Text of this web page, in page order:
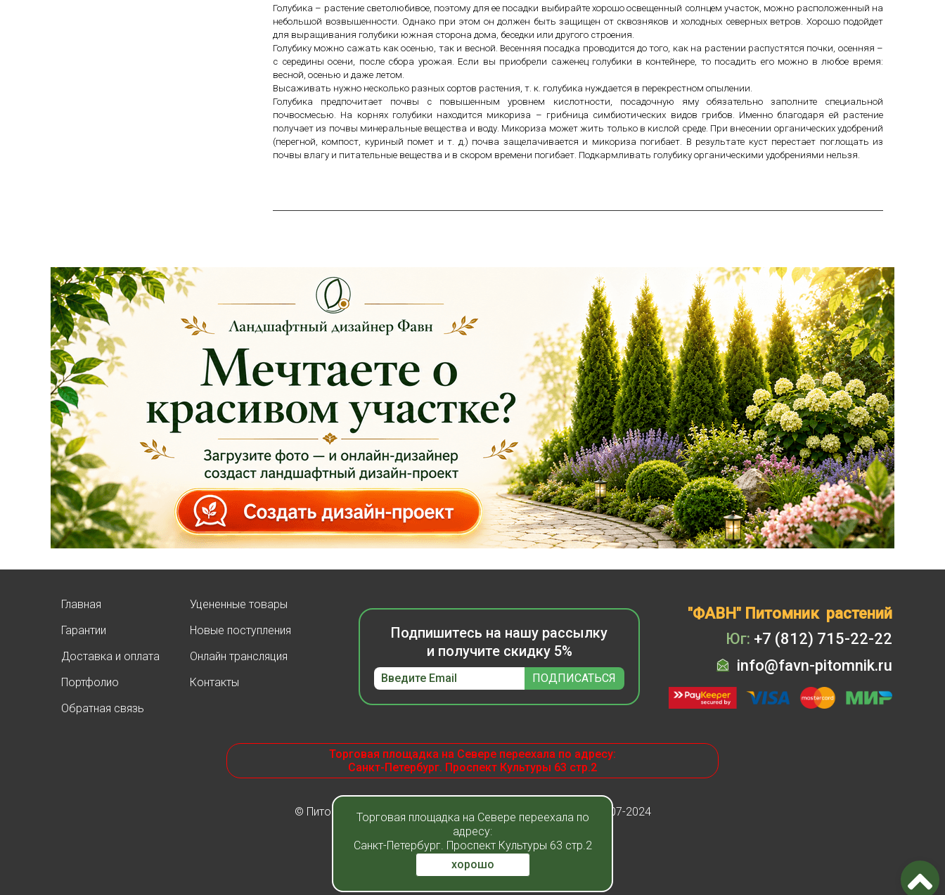
АКЦИЯ ТУИ БРАБАНТ
Опубликовано: 07.08.2025
Добрый день, дорогие
подписчики!
У нас началась
АКЦИЯ!
Скидка 20%на
все
туи западные
Брабантв наличии на
нашей площадке!
Голубика – растение светолюбивое, поэтому для ее посадки выбирайте хорошо освещенный солнцем участок, можно расположенный на
небольшой возвышенности. Однако при этом он должен быть защищен от сквозняков и холодных северных ветров. Хорошо подойдет
для выращивания голубики южная сторона дома, беседки или другого строения.
Голубику можно сажать как осенью, так и весной. Весенняя посадка проводится до того, как на растении распустятся почки, осенняя –
с середины осени, после сбора урожая. Если вы приобрели саженец голубики в контейнере, то посадить его можно в любое время:
весной, осенью и даже летом.
Высаживать нужно несколько разных сортов растения, т. к. голубика нуждается в перекрестном опылении.
Голубика предпочитает почвы с повышенным уровнем кислотности, посадочную яму обязательно заполните специальной
почвосмесью. На корнях голубики находится микориза – грибница симбиотических видов грибов. Именно благодаря ей растение
получает из почвы минеральные вещества и воду. Микориза может жить только в кислой среде. При внесении органических удобрений
(перегной, компост, куриный помет и т. д.) почва защелачивается и микориза погибает. В результате куст перестает поглощать из
почвы влагу и питательные вещества и в скором времени погибает. Подкармливать голубику органическими удобрениями нельзя.
Главная
Гарантии
Доставка и оплата
Портфолио
Обратная связь
Уцененные товары
Новые поступления
Онлайн трансляция
Контакты
Подпишитесь на нашу рассылку
и получите скидку 5%
"ФАВН" Питомник растений
Юг: +7 (812) 715-22-22
info@favn-pitomnik.ru
Торговая площадка на Севере переехала по адресу:
Санкт-Петербург. Проспект Культуры 63 стр.2
© Питомник растений "Фавн" - Санкт-Петербург - Москва 2007-2024
Торговая площадка на Севере переехала по
адресу:
Санкт-Петербург. Проспект Культуры 63 стр.2
хорошо